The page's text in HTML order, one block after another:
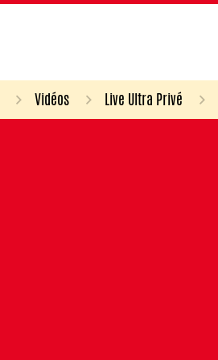
Vidéos Live Ultra Privé